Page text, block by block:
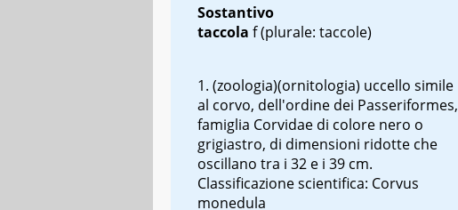
Sostantivo
taccola f(plurale: taccole)
(zoologia)(ornitologia) uccello simile
al corvo, dell'ordine dei Passeriformes,
famiglia Corvidae di colore nero o
grigiastro, di dimensioni ridotte che
oscillano tra i 32 e i 39 cm.
Classificazione scientifica: Corvus
monedula